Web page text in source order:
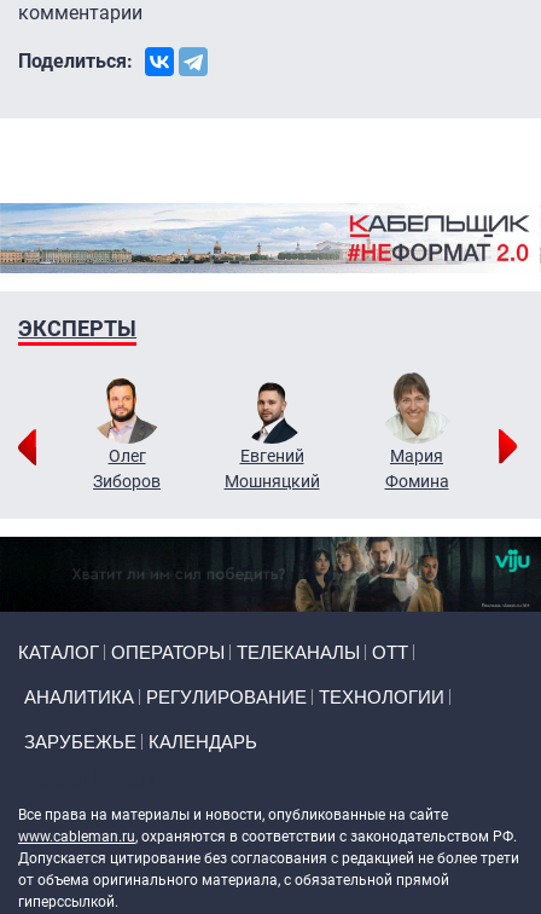
комментарии
Поделиться:
ЭКСПЕРТЫ
Олег
Зиборов
Евгений
Мошняцкий
Мария
Фомина
КАТАЛОГ ОПЕРАТОРЫ ТЕЛЕКАНАЛЫ ОТТ
АНАЛИТИКА РЕГУЛИРОВАНИЕ ТЕХНОЛОГИИ
ЗАРУБЕЖЬЕ КАЛЕНДАРЬ
Все права на материалы и новости, опубликованные на сайте
www.cableman.ru, охраняются в соответствии с законодательством РФ.
Допускается цитирование без согласования с редакцией не более трети
от объема оригинального материала, с обязательной прямой
гиперссылкой.